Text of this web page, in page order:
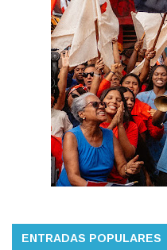
ENTRADAS POPULARES